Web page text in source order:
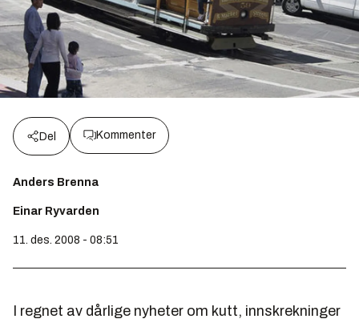
Del Kommenter
Anders Brenna
Einar Ryvarden
11. des. 2008 - 08:51
I regnet av dårlige nyheter om kutt, innskrekninger